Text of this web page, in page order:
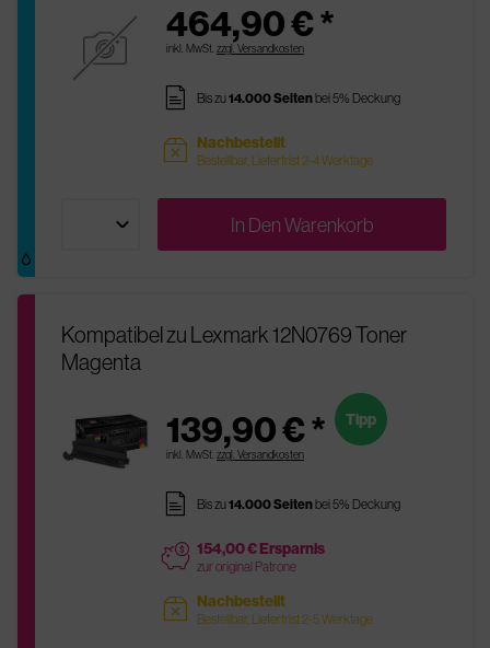
464,90 € *
inkl. MwSt. zzgl. Versandkosten
pages Bis zu14.000 Seitenbei 5% Deckung
sold Nachbestellt
Bestellbar, Lieferfrist 2-4 Werktage
In DenWarenkorb
Kompatibel zu Lexmark 12N0769 Toner
Magenta
139,90 € *
inkl. MwSt. zzgl. Versandkosten
Tipp
pages Bis zu14.000 Seitenbei 5% Deckung
price 154,00 € Ersparnis
zur original Patrone
sold Nachbestellt
Bestellbar, Lieferfrist 2-5 Werktage